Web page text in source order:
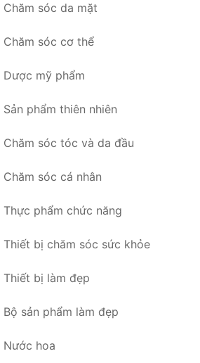
Chăm sóc da mặt
Chăm sóc cơ thể
Dược mỹ phẩm
Sản phẩm thiên nhiên
Chăm sóc tóc và da đầu
Chăm sóc cá nhân
Thực phẩm chức năng
Thiết bị chăm sóc sức khỏe
Thiết bị làm đẹp
Bộ sản phẩm làm đẹp
Nước hoa